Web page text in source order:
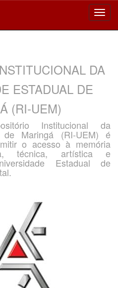
DA
ESTADUAL DE
(RI-UEM)
Institucional da
de Maringá (RI-UEM) é
o acesso à memória
técnica, artística e
Estadual de